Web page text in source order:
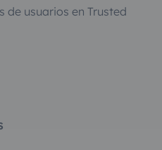
de usuarios en Trusted